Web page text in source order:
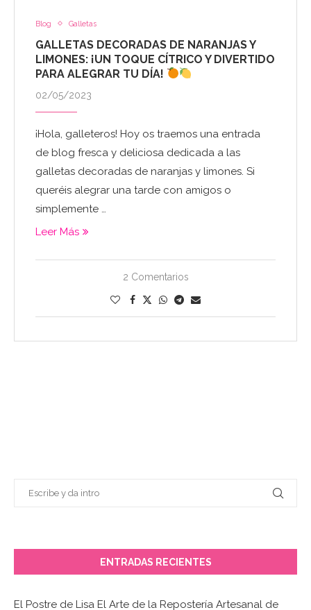
Blog Galletas
GALLETAS DECORADAS DE NARANJAS Y
LIMONES: ¡UN TOQUE CÍTRICO Y DIVERTIDO
PARA ALEGRAR TU DÍA!
02/05/2023
¡Hola, galleteros! Hoy os traemos una entrada
de blog fresca y deliciosa dedicada a las
galletas decoradas de naranjas y limones. Si
queréis alegrar una tarde con amigos o
simplemente …
Leer Más
2 Comentarios
ENTRADAS RECIENTES
El Postre de Lisa El Arte de la Repostería Artesanal de